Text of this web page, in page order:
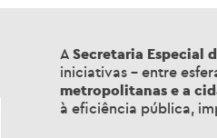
A Secretaria Especial
iniciativas – entre
metropolitanas e a
à eficiência pública,